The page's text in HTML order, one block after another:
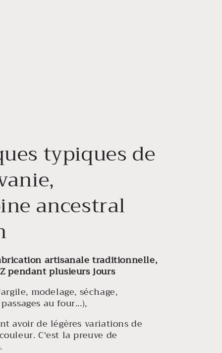
typiques de
ancestral
artisanale traditionnelle,
pendant plusieurs jours
modelage, séchage,
au four...),
avoir de légères variations de
C'est la preuve de
.